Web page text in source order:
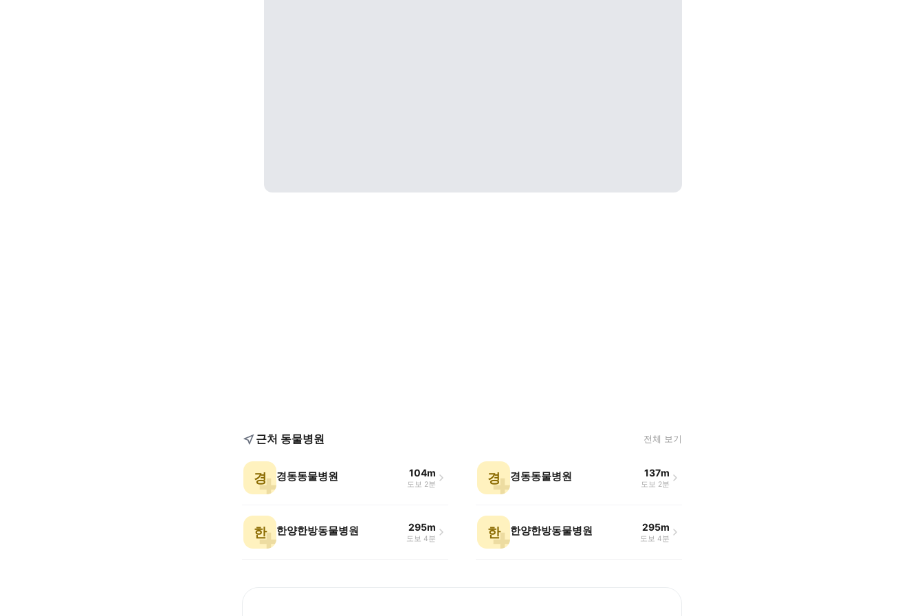
근처 동물병원 전체 보기
경 경동동물병원 104m
도보 2분 경 경동동물병원 137m
도보 2분
한 한양한방동물병원 295m
도보 4분 한 한양한방동물병원 295m
도보 4분